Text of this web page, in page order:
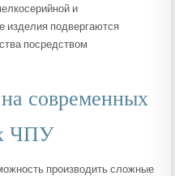
и
изделия подвергаются
посредством
современных
ЧПУ
производить сложные